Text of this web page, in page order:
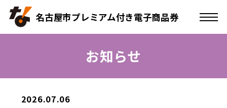
名古屋市プレミアム付き電子商品券
お知らせ
2026.07.06